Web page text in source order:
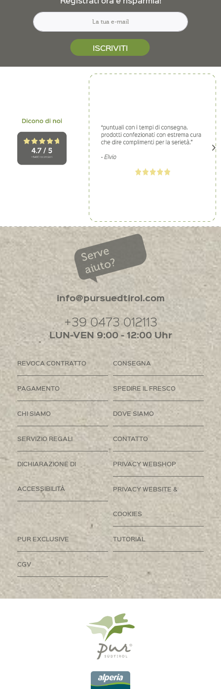
ISCRIVITI
Serve
aiuto?
info@pursuedtirol.com
+39 0473 012113
LUN-VEN 9:00 - 12:00 Uhr
REVOCA CONTRATTO CONSEGNA
PAGAMENTO SPEDIRE IL FRESCO
CHI SIAMO DOVE SIAMO
SERVIZIO REGALI CONTATTO
DICHIARAZIONE DI
ACCESSIBILITÀ
PRIVACY WEBSHOP
PRIVACY WEBSITE &
COOKIES
PUR EXCLUSIVE TUTORIAL
CGV